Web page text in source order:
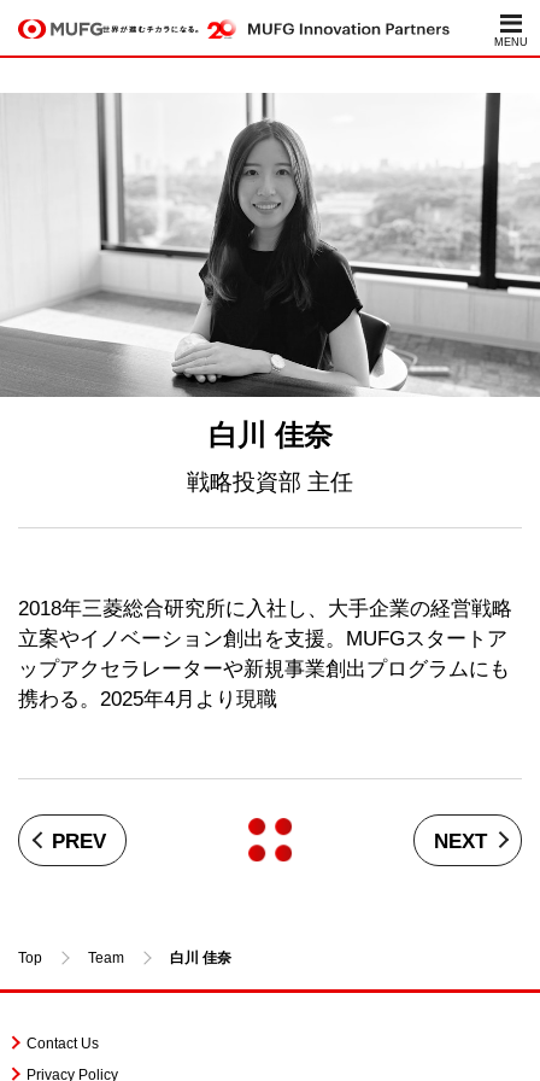
白川 佳奈
戦略投資部 主任
2018年三菱総合研究所に入社し、大手企業の経営戦略
立案やイノベーション創出を支援。MUFGスタートア
ップアクセラレーターや新規事業創出プログラムにも
携わる。2025年4月より現職
PREV NEXT
Top Team 白川 佳奈
Contact Us
Privacy Policy